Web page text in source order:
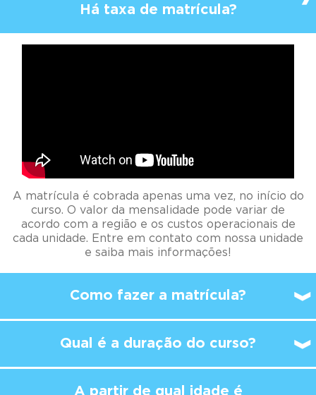
Há taxa de matrícula?
A matrícula é cobrada apenas uma vez, no início do
curso. O valor da mensalidade pode variar de
acordo com a região e os custos operacionais de
cada unidade. Entre em contato com nossa unidade
e saiba mais informações!
Como fazer a matrícula?
Qual é a duração do curso?
A partir de qual idade é